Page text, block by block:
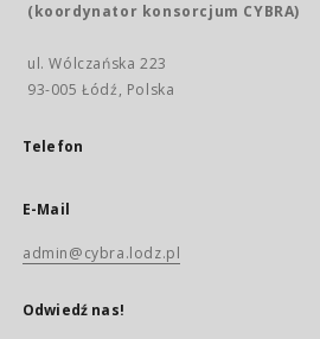
(koordynator konsorcjum CYBRA)
ul. Wólczańska 223
93-005 Łódź, Polska
Telefon
E-Mail
admin@cybra.lodz.pl
Odwiedź nas!